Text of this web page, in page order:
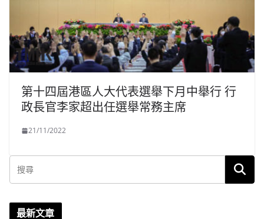
第十四屆港區人大代表選舉下月中舉行 行
政長官李家超出任選舉常務主席
21/11/2022
最新文章